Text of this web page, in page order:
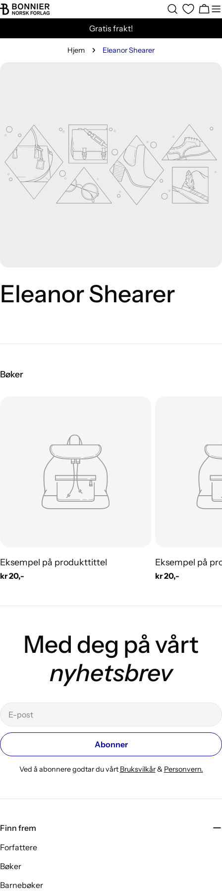
Hopp
til
Gratis frakt!
Hjem Eleanor Shearer
Eleanor Shearer
Bøker
Eksempel på produkttittel
Vanlig
kr 20,-
Eksempel på
Vanlig
kr 20,-
Med deg på vårt
nyhetsbrev
E-
post
Abonner
Ved å abonnere godtar du vårt Bruksvilkår& Personvern.
Finn frem
Forfattere
Bøker
Barnebøker